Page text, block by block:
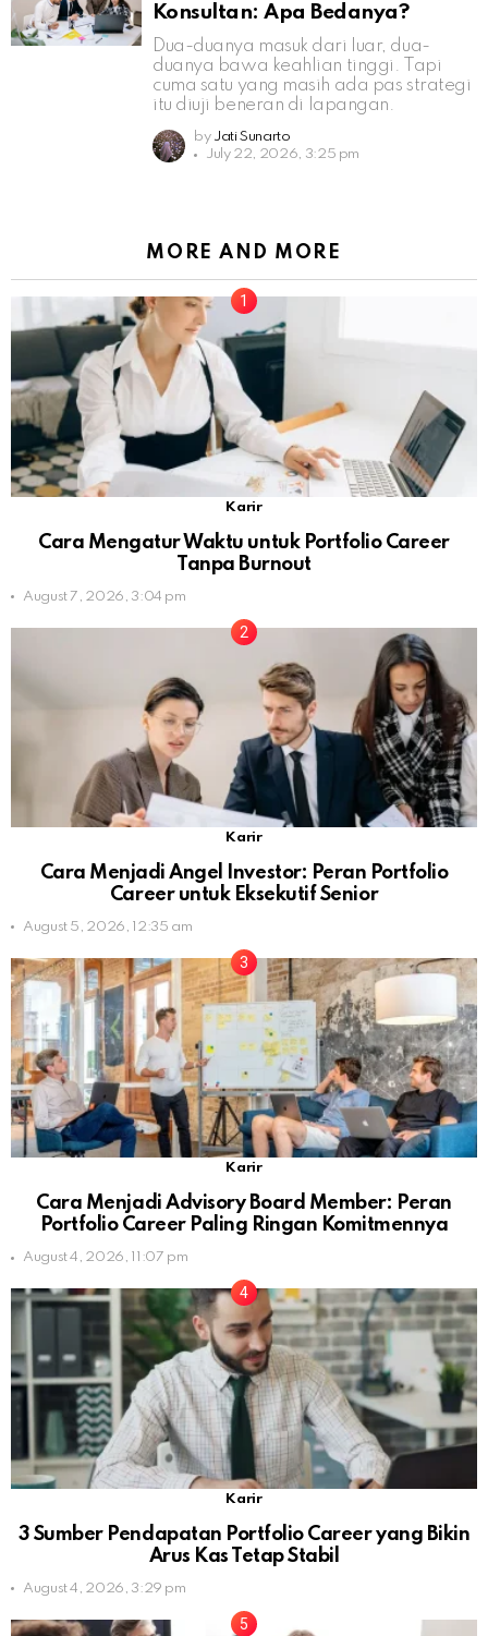
Konsultan: Apa Bedanya?
Dua-duanya masuk dari luar, dua-
duanya bawa keahlian tinggi. Tapi
cuma satu yang masih ada pas strategi
itu diuji beneran di lapangan.
by Jati Sunarto
July 22, 2026, 3:25 pm
MORE AND MORE
Karir
Cara Mengatur Waktu untuk Portfolio Career
Tanpa Burnout
August 7, 2026, 3:04 pm
Karir
Cara Menjadi Angel Investor: Peran Portfolio
Career untuk Eksekutif Senior
August 5, 2026, 12:35 am
Karir
Cara Menjadi Advisory Board Member: Peran
Portfolio Career Paling Ringan Komitmennya
August 4, 2026, 11:07 pm
Karir
3 Sumber Pendapatan Portfolio Career yang Bikin
Arus Kas Tetap Stabil
August 4, 2026, 3:29 pm